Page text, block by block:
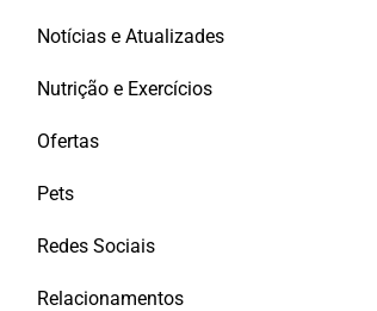
Notícias e Atualizades
Nutrição e Exercícios
Ofertas
Pets
Redes Sociais
Relacionamentos